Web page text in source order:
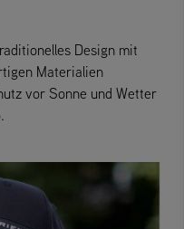
Design mit
Materialien
vor Sonne und Wetter